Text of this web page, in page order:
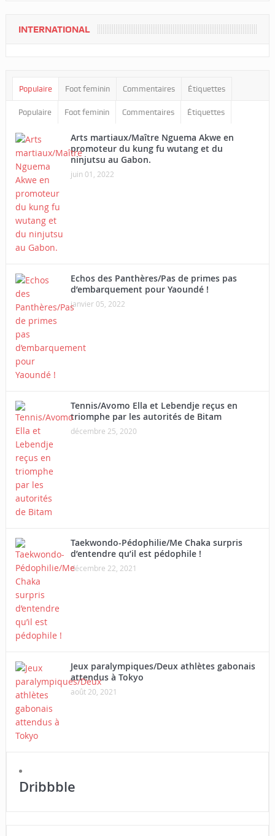
INTERNATIONAL
Populaire Foot feminin Commentaires Étiquettes
Populaire Foot feminin Commentaires Étiquettes
Arts martiaux/Maître Nguema Akwe en
promoteur du kung fu wutang et du
ninjutsu au Gabon.
juin 01, 2022
Echos des Panthères/Pas de primes pas
d’embarquement pour Yaoundé !
janvier 05, 2022
Tennis/Avomo Ella et Lebendje reçus en
triomphe par les autorités de Bitam
décembre 25, 2020
Taekwondo-Pédophilie/Me Chaka surpris
d’entendre qu’il est pédophile !
décembre 22, 2021
Jeux paralympiques/Deux athlètes gabonais
attendus à Tokyo
août 20, 2021
Dribbble